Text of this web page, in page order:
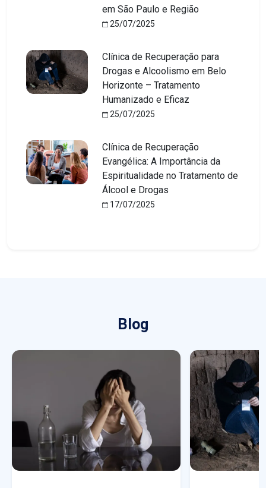
em São Paulo e Região
25/07/2025
Clínica de Recuperação para
Drogas e Alcoolismo em Belo
Horizonte – Tratamento
Humanizado e Eficaz
25/07/2025
Clínica de Recuperação
Evangélica: A Importância da
Espiritualidade no Tratamento de
Álcool e Drogas
17/07/2025
Blog